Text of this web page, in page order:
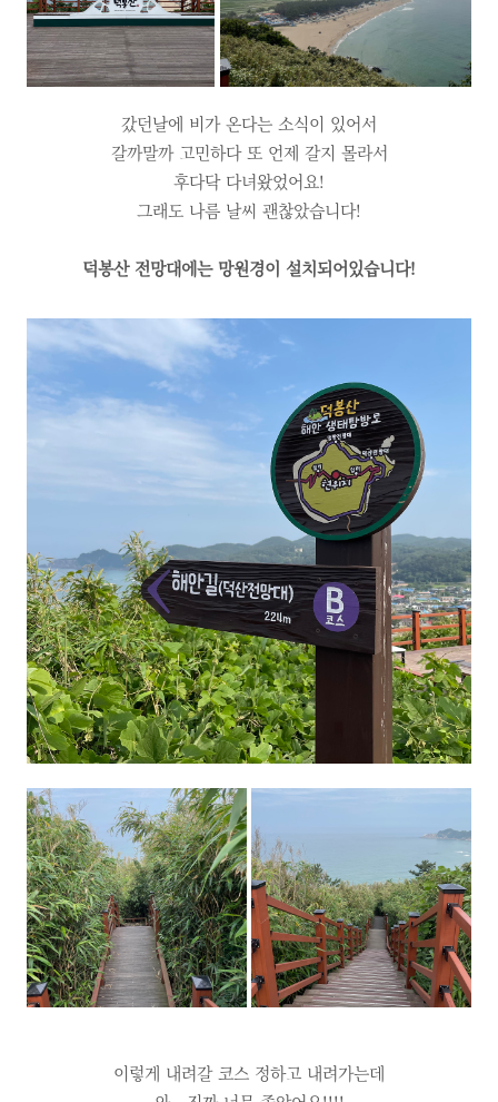
갔던날에 비가 온다는 소식이 있어서
갈까말까 고민하다 또 언제 갈지 몰라서
후다닥 다녀왔었어요!
그래도 나름 날씨 괜찮았습니다!
덕봉산 전망대에는 망원경이 설치되어있습니다!
이렇게 내려갈 코스 정하고 내려가는데